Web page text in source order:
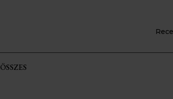
ÖSSZES